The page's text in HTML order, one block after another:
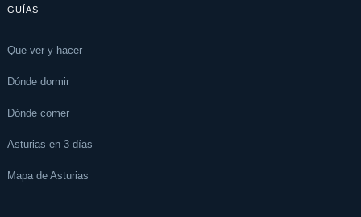
GUÍAS
Que ver y hacer
Dónde dormir
Dónde comer
Asturias en 3 días
Mapa de Asturias